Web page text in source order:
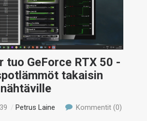
tuo GeForce RTX 50 -
takaisin
/Petrus Laine Kommentit (0)